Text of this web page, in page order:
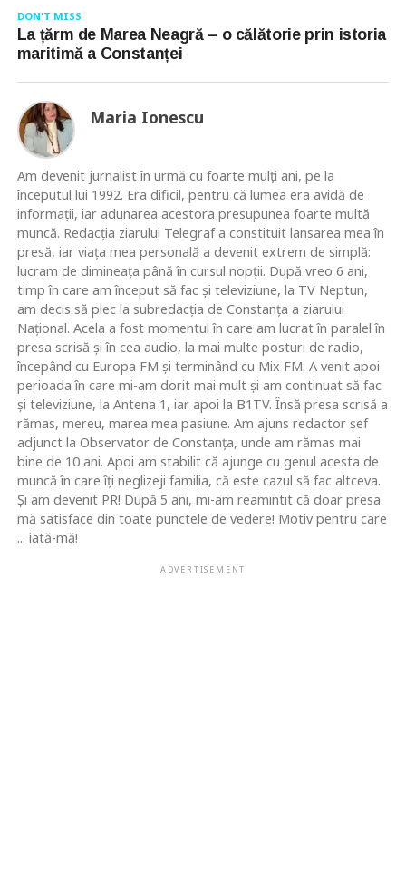
DON'T MISS
La țărm de Marea Neagră – o călătorie prin istoria
maritimă a Constanței
Maria Ionescu
Am devenit jurnalist în urmă cu foarte mulţi ani, pe la
începutul lui 1992. Era dificil, pentru că lumea era avidă de
informaţii, iar adunarea acestora presupunea foarte multă
muncă. Redacţia ziarului Telegraf a constituit lansarea mea în
presă, iar viaţa mea personală a devenit extrem de simplă:
lucram de dimineaţa până în cursul nopţii. După vreo 6 ani,
timp în care am început să fac şi televiziune, la TV Neptun,
am decis să plec la subredacţia de Constanţa a ziarului
Naţional. Acela a fost momentul în care am lucrat în paralel în
presa scrisă şi în cea audio, la mai multe posturi de radio,
începând cu Europa FM şi terminând cu Mix FM. A venit apoi
perioada în care mi-am dorit mai mult şi am continuat să fac
şi televiziune, la Antena 1, iar apoi la B1TV. Însă presa scrisă a
rămas, mereu, marea mea pasiune. Am ajuns redactor şef
adjunct la Observator de Constanţa, unde am rămas mai
bine de 10 ani. Apoi am stabilit că ajunge cu genul acesta de
muncă în care îţi neglizeji familia, că este cazul să fac altceva.
Şi am devenit PR! După 5 ani, mi-am reamintit că doar presa
mă satisface din toate punctele de vedere! Motiv pentru care
... iată-mă!
ADVERTISEMENT